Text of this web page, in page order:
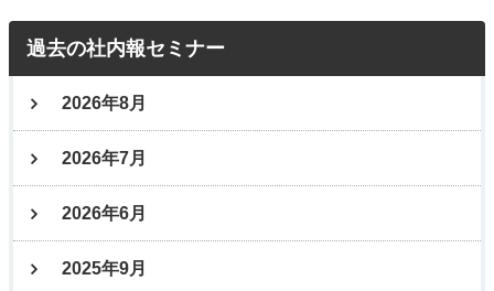
過去の社内報セミナー
2026年8月
2026年7月
2026年6月
2025年9月